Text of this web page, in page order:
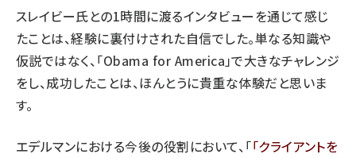
スレイビー氏との1時間に渡るインタビューを通じて感じ
たことは、経験に裏付けされた自信でした。単なる知識や
仮説ではなく、「Obama for America」で大きなチャレンジ
をし、成功したことは、ほんとうに貴重な体験だと思いま
す。
エデルマンにおける今後の役割において、「 クライアントを